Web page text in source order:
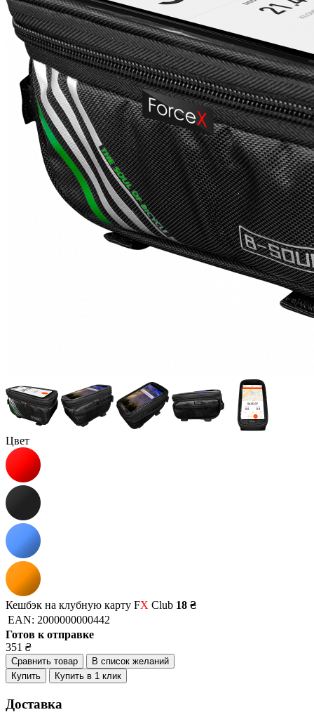
Цвет
Кешбэк на клубную карту FX Club 18 ₴
EAN: 2000000000442
Готов к отправке
351 ₴
Сравнить товар
В список желаний
Купить
Купить в 1 клик
Доставка